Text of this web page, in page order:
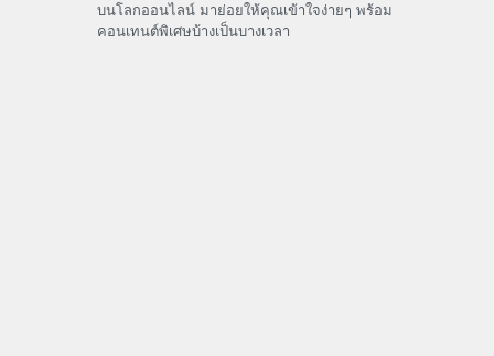
บนโลกออนไลน์ มาย่อยให้คุณเข้าใจง่ายๆ พร้อม
คอนเทนต์พิเศษบ้างเป็นบางเวลา